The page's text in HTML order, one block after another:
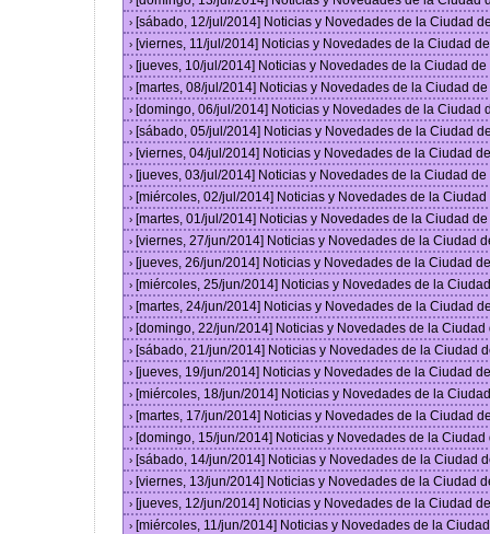
› [sábado, 12/jul/2014] Noticias y Novedades de la Ciudad
› [viernes, 11/jul/2014] Noticias y Novedades de la Ciudad
› [jueves, 10/jul/2014] Noticias y Novedades de la Ciudad
› [martes, 08/jul/2014] Noticias y Novedades de la Ciudad
› [domingo, 06/jul/2014] Noticias y Novedades de la Ciudad
› [sábado, 05/jul/2014] Noticias y Novedades de la Ciudad
› [viernes, 04/jul/2014] Noticias y Novedades de la Ciudad
› [jueves, 03/jul/2014] Noticias y Novedades de la Ciudad
› [miércoles, 02/jul/2014] Noticias y Novedades de la
› [martes, 01/jul/2014] Noticias y Novedades de la Ciudad
› [viernes, 27/jun/2014] Noticias y Novedades de la Ciudad
› [jueves, 26/jun/2014] Noticias y Novedades de la Ciudad
› [miércoles, 25/jun/2014] Noticias y Novedades de la
› [martes, 24/jun/2014] Noticias y Novedades de la Ciudad
› [domingo, 22/jun/2014] Noticias y Novedades de la
› [sábado, 21/jun/2014] Noticias y Novedades de la Ciudad
› [jueves, 19/jun/2014] Noticias y Novedades de la Ciudad
› [miércoles, 18/jun/2014] Noticias y Novedades de la
› [martes, 17/jun/2014] Noticias y Novedades de la Ciudad
› [domingo, 15/jun/2014] Noticias y Novedades de la
› [sábado, 14/jun/2014] Noticias y Novedades de la Ciudad
› [viernes, 13/jun/2014] Noticias y Novedades de la Ciudad
› [jueves, 12/jun/2014] Noticias y Novedades de la Ciudad
› [miércoles, 11/jun/2014] Noticias y Novedades de la